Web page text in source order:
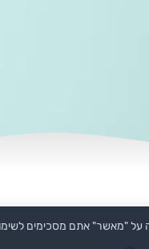
על "מאשר" אתם מסכימים